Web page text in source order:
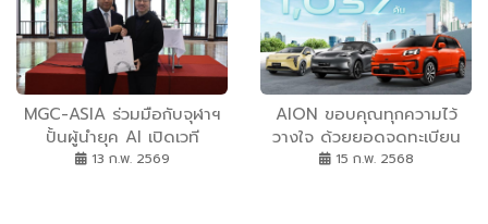
MGC-ASIA ร่วมมือกับจุฬาฯ
ปั้นผู้นำยุค AI เปิดเวที
‘Precision & Passion’ ขับ
13 ก.พ. 2569
AION ขอบคุณทุกความไว้
วางใจ ด้วยยอดจดทะเบียน
1037 คัน ในเดือนม.ค.
15 ก.พ. 2568